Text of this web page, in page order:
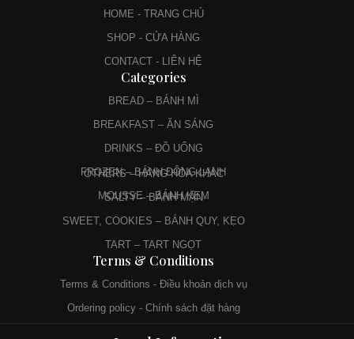
HOME - TRANG CHỦ
SHOP - CỬA HÀNG
CONTACT - LIÊN HỆ
Categories
BREAD – BÁNH MÌ
BREAKFAST – ĂN SÁNG
DRINKS – ĐỒ UỐNG
FROZEN – BÁNH ĐÔNG LẠNH
MOUSSE – BÁNH KEM
OTHERS – HÀNG HÓA KHÁC
SALTY – BÁNH MẶN
SWEET, COOKIES – BÁNH QUY, KẸO
TART – TART NGỌT
Terms & Conditions
Terms & Conditions - Điều khoản dịch vụ
Ordering policy - Chính sách đặt hàng